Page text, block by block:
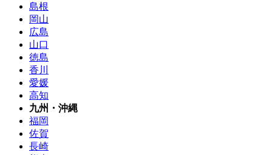
島根
岡山
広島
山口
徳島
香川
愛媛
高知
九州・沖縄
福岡
佐賀
長崎